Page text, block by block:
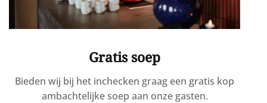
Gratis soep
Bieden wij bij het inchecken graag een gratis kop
ambachtelijke soep aan onze gasten.